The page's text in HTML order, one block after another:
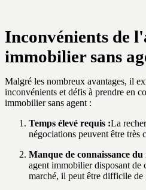
Inconvénients de
immobilier sans
Malgré les nombreux avantages, il
inconvénients et défis à prendre en
immobilier sans agent :
Temps élevé requis :La
négociations peuvent être très
Manque de connaissance du
agent immobilier disposant de
marché, il peut être difficile de